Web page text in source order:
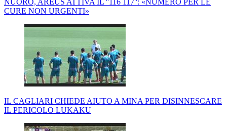
NUORO, AREUS ATTIVA IL ''116 117'': «NUMERO PER LE
CURE NON URGENTI»
IL CAGLIARI CHIEDE AIUTO A MINA PER DISINNESCARE
IL PERICOLO LUKAKU